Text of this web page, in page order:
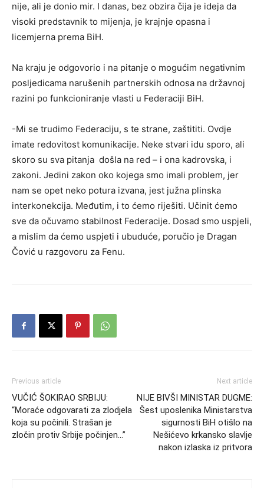
nije, ali je donio mir. I danas, bez obzira čija je ideja da
visoki predstavnik to mijenja, je krajnje opasna i
licemjerna prema BiH.
Na kraju je odgovorio i na pitanje o mogućim negativnim
posljedicama narušenih partnerskih odnosa na državnoj
razini po funkcioniranje vlasti u Federaciji BiH.
-Mi se trudimo Federaciju, s te strane, zaštititi. Ovdje
imate redovitost komunikacije. Neke stvari idu sporo, ali
skoro su sva pitanja došla na red – i ona kadrovska, i
zakoni. Jedini zakon oko kojega smo imali problem, jer
nam se opet neko potura izvana, jest južna plinska
interkonekcija. Međutim, i to ćemo riješiti. Učinit ćemo
sve da očuvamo stabilnost Federacije. Dosad smo uspjeli,
a mislim da ćemo uspjeti i ubuduće, poručio je Dragan
Čović u razgovoru za Fenu.
Previous article
VUČIĆ ŠOKIRAO SRBIJU:
“Moraće odgovarati za zlodjela
koja su počinili. Strašan je
zločin protiv Srbije počinjen…”
Next article
NIJE BIVŠI MINISTAR DUGME:
Šest uposlenika Ministarstva
sigurnosti BiH otišlo na
Nešićevo krkansko slavlje
nakon izlaska iz pritvora